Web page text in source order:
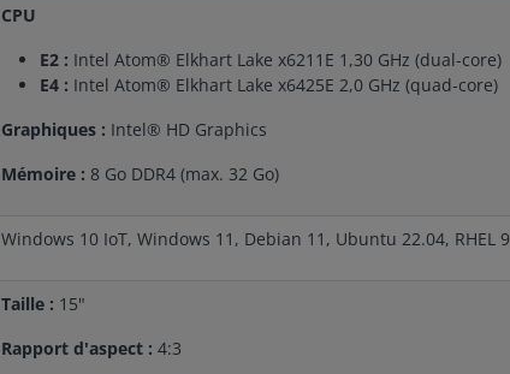
CPU
E2 : Intel Atom® Elkhart Lake x6211E 1,30 GHz (dual-core)
E4 : Intel Atom® Elkhart Lake x6425E 2,0 GHz (quad-core)
Graphiques : Intel® HD Graphics
Mémoire : 8 Go DDR4 (max. 32 Go)
Windows 10 IoT, Windows 11, Debian 11, Ubuntu 22.04, RHEL 9
Taille : 15"
Rapport d'aspect : 4:3